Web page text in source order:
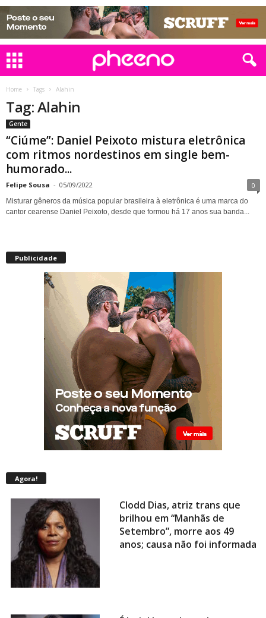
Home Tags Alahin
Tag: Alahin
Gente
“Ciúme”: Daniel Peixoto mistura eletrônica
com ritmos nordestinos em single bem-
humorado...
Felipe Sousa - 05/09/2022 0
Misturar gêneros da música popular brasileira à eletrônica é uma marca do
cantor cearense Daniel Peixoto, desde que formou há 17 anos sua banda...
Publicidade
Agora!
Clodd Dias, atriz trans que
brilhou em “Manhãs de
Setembro”, morre aos 49
anos; causa não foi informada